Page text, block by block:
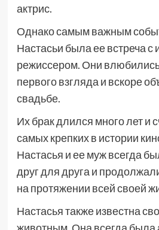
актрис.
Однако самым важным
Настасьи была ее встреча с
режиссером. Они влюбились
первого взгляда и вскоре
свадьбе.
Их брак длился много лет и
самых крепких в истории
Настасья и ее муж всегда
друг для друга и
на протяжении всей своей
Настасья также известна